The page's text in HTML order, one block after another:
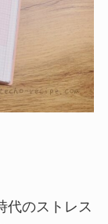
代のストレス